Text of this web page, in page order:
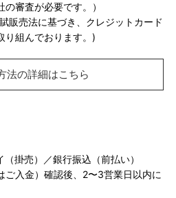
審査が必要です。）
販売法に基づき、クレジットカード
り組んでおります。)
法の詳細はこちら
掛売）／銀行振込（前払い）
ご入金）確認後、2〜3営業日以内に